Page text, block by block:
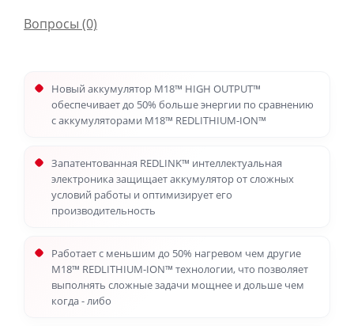
Вопросы (0)
Новый аккумулятор M18™ HIGH OUTPUT™
обеспечивает до 50% больше энергии по сравнению
с аккумуляторами M18™ REDLITHIUM-ION™
Запатентованная REDLINK™ интеллектуальная
электроника защищает аккумулятор от сложных
условий работы и оптимизирует его
производительность
Работает с меньшим до 50% нагревом чем другие
M18™ REDLITHIUM-ION™ технологии, что позволяет
выполнять сложные задачи мощнее и дольше чем
когда - либо